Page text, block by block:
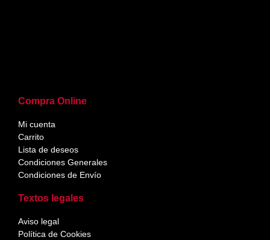
Compra Online
Mi cuenta
Carrito
Lista de deseos
Condiciones Generales
Condiciones de Envío
Textos legales
Aviso legal
Política de Cookies